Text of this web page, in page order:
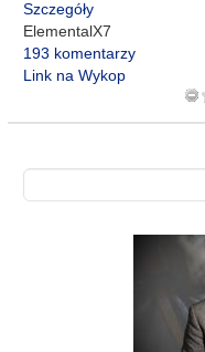
Szczegóły
ElementalX7
193 komentarzy
Link na Wykop